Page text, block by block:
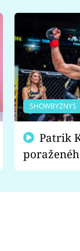
SHOWBYZNYS
fanoušci